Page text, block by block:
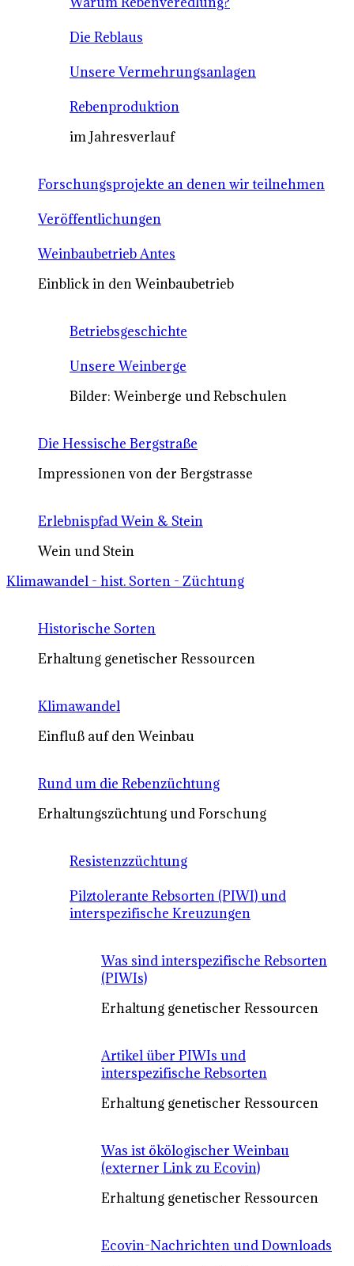
Die Reblaus
Unsere Vermehrungsanlagen
Rebenproduktion
im Jahresverlauf
Forschungsprojekte an denen wir teilnehmen
Veröffentlichungen
Weinbaubetrieb Antes
Einblick in den Weinbaubetrieb
Betriebsgeschichte
Unsere Weinberge
Bilder: Weinberge und Rebschulen
Die Hessische Bergstraße
Impressionen von der Bergstrasse
Erlebnispfad Wein & Stein
Wein und Stein
Klimawandel - hist. Sorten - Züchtung
Historische Sorten
Erhaltung genetischer Ressourcen
Klimawandel
Einfluß auf den Weinbau
Rund um die Rebenzüchtung
Erhaltungszüchtung und Forschung
Resistenzzüchtung
Pilztolerante Rebsorten (PIWI) und
interspezifische Kreuzungen
Was sind interspezifische Rebsorten
(PIWIs)
Erhaltung genetischer Ressourcen
Artikel über PIWIs und
interspezifische Rebsorten
Erhaltung genetischer Ressourcen
Was ist ökölogischer Weinbau
(externer Link zu Ecovin)
Erhaltung genetischer Ressourcen
Ecovin-Nachrichten und Downloads